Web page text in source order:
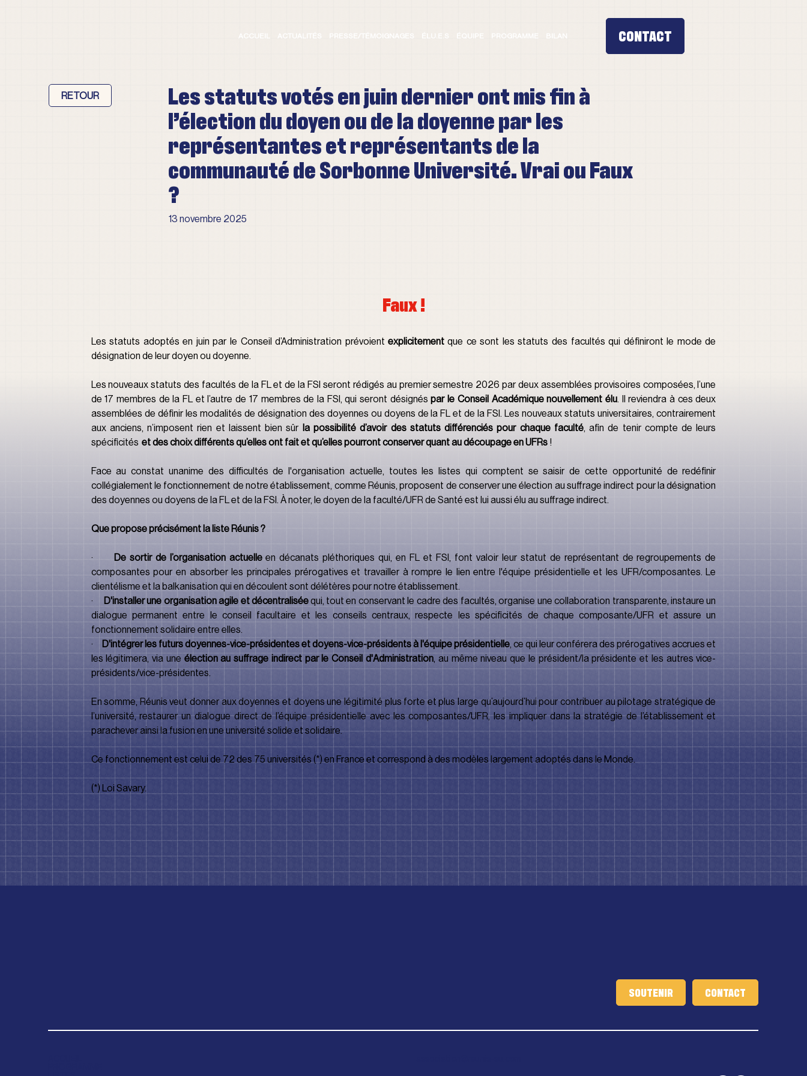
ACCUEIL ACTUALITÉS PRESSE/TÉMOIGNAGES ÉLU.E.S ÉQUIPE PROGRAMME BILAN
Faux !
Les statuts adoptés en juin par le Conseil d’Administration prévoient explicitement que ce sont les statuts des facultés qui définiront le mode de
désignation de leur doyen ou doyenne.
Les nouveaux statuts des facultés de la FL et de la FSI seront rédigés au premier semestre 2026 par deux assemblées provisoires composées, l’une
de 17 membres de la FL et l’autre de 17 membres de la FSI, qui seront désignés par le Conseil Académique nouvellement élu. Il reviendra à ces deux
assemblées de définir les modalités de désignation des doyennes ou doyens de la FL et de la FSI. Les nouveaux statuts universitaires, contrairement
aux anciens, n’imposent rien et laissent bien sûr la possibilité d’avoir des statuts différenciés pour chaque faculté, afin de tenir compte de leurs
spécificités et des choix différents qu’elles ont fait et qu’elles pourront conserver quant au découpage en UFRs !
Face au constat unanime des difficultés de l'organisation actuelle, toutes les listes qui comptent se saisir de cette opportunité de redéfinir
collégialement le fonctionnement de notre établissement, comme Réunis, proposent de conserver une élection au suffrage indirect pour la désignation
des doyennes ou doyens de la FL et de la FSI. À noter, le doyen de la faculté/UFR de Santé est lui aussi élu au suffrage indirect.
Que propose précisément la liste Réunis ?
· De sortir de l’organisation actuelle en décanats pléthoriques qui, en FL et FSI, font valoir leur statut de représentant de regroupements de
composantes pour en absorber les principales prérogatives et travailler à rompre le lien entre l'équipe présidentielle et les UFR/composantes. Le
clientélisme et la balkanisation qui en découlent sont délétères pour notre établissement.
· D'installer une organisation agile et décentralisée qui, tout en conservant le cadre des facultés, organise une collaboration transparente, instaure un
dialogue permanent entre le conseil facultaire et les conseils centraux, respecte les spécificités de chaque composante/UFR et assure un
fonctionnement solidaire entre elles.
· D'intégrer les futurs doyennes-vice-présidentes et doyens-vice-présidents à l'équipe présidentielle, ce qui leur conférera des prérogatives accrues et
les légitimera, via une élection au suffrage indirect par le Conseil d'Administration, au même niveau que le président/la présidente et les autres vice-
présidents/vice-présidentes.
En somme, Réunis veut donner aux doyennes et doyens une légitimité plus forte et plus large qu’aujourd’hui pour contribuer au pilotage stratégique de
l’université, restaurer un dialogue direct de l’équipe présidentielle avec les composantes/UFR, les impliquer dans la stratégie de l’établissement et
parachever ainsi la fusion en une université solide et solidaire.
Ce fonctionnement est celui de 72 des 75 universités (*) en France et correspond à des modèles largement adoptés dans le Monde.
(*) Loi Savary.
RETOUR Les statuts votés en juin dernier ont mis fin à
l’élection du doyen ou de la doyenne par les
représentantes et représentants de la
communauté de Sorbonne Université. Vrai ou Faux
?
13 novembre 2025
SOUTENIR